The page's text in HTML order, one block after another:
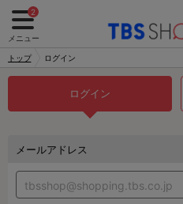
2
メニュー
トップ ログイン
ログイン
メールアドレス